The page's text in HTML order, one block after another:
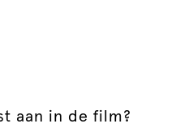
aan in de film?